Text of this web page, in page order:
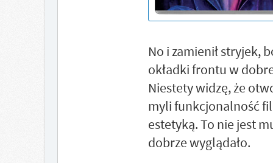
No i zamienił stryjek,
okładki frontu w
Niestety widzę, że
myli funkcjonalność
estetyką. To nie jest
dobrze wyglądało.